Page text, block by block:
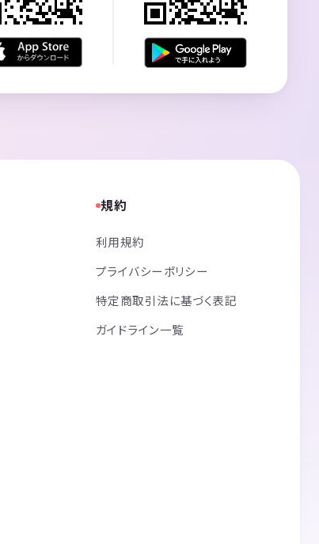
規約
利用規約
プライバシーポリシー
特定商取引法に基づく表記
ガイドライン一覧